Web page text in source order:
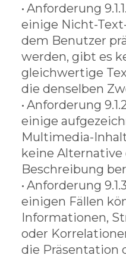
• Anforderung
einige Nicht-
dem Benutzer
werden, gibt es
gleichwertige
die denselben
• Anforderung
einige
Multimedia-
keine Alternative
Beschreibung
• Anforderung
einigen Fällen
Informationen,
oder
die Präsentation